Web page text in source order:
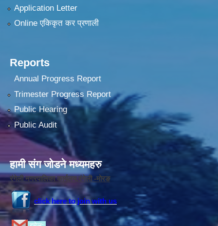
Application Letter
Online एकिकृत कर प्रणाली
Reports
Annual Progress Report
Trimester Progress Report
Public Hearing
Public Audit
हामी संग जोडने मध्यमहरु
रंगेली नगरपालिका कार्यलय,रंगेली -मोरङ
click here to join with us